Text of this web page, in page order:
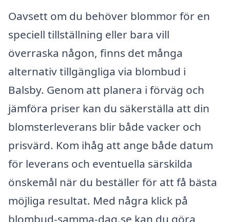
Oavsett om du behöver blommor för en
speciell tillställning eller bara vill
överraska någon, finns det många
alternativ tillgängliga via blombud i
Balsby. Genom att planera i förväg och
jämföra priser kan du säkerställa att din
blomsterleverans blir både vacker och
prisvärd. Kom ihåg att ange både datum
för leverans och eventuella särskilda
önskemål när du beställer för att få bästa
möjliga resultat. Med några klick på
blombud-samma-dag.se kan du göra